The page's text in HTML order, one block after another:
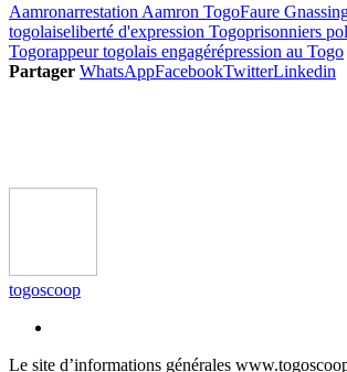
Aamronarrestation Aamron TogoFaure
togolaiseliberté d'expression Togoprisonniers
Togorappeur togolais engagérépression au Togo
Partager WhatsAppFacebookTwitterLinkedin
togoscoop
Le site d’informations générales